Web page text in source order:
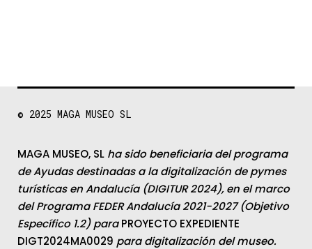
© 2025 MAGA MUSEO SL
MAGA MUSEO, SL ha sido beneficiaria del programa
de Ayudas destinadas a la digitalización de pymes
turísticas en Andalucía (DIGITUR 2024), en el marco
del Programa FEDER Andalucía 2021-2027 (Objetivo
Específico 1.2) paraPROYECTO EXPEDIENTE
DIGT2024MA0029 para digitalización del museo.